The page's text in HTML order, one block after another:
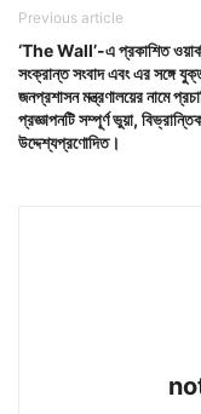
Previous article
‘The Wall’-এ প্রকাশিত
সংক্রান্ত সংবাদ এবং এর সঙ্গে
জনপ্রশাসন মন্ত্রণালয়ের নামে
প্রজ্ঞাপনটি সম্পূর্ণ ভুয়া,
উদ্দেশ্যপ্রণোদিত।